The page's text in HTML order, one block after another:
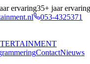
ervaring35+ jaar ervaring
053-4325371
ContactNieuws